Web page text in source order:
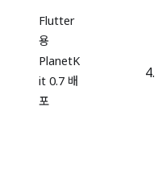
Flutter
용
PlanetK
it 0.7 배
포